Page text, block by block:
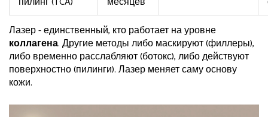
Лазер - единственный, кто работает на уровне
коллагена. Другие методы либо маскируют (филлеры),
либо временно расслабляют (ботокс), либо действуют
поверхностно (пилинги). Лазер меняет саму основу
кожи.